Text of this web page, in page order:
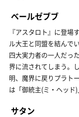
ベールゼブブ
『アスタロト』に登場
ル大王と同盟を結んで
四大実力者の一人だっ
界に流されてしまう。
明、魔界に戻りプラト
は「御統主(ミ・ヘッド)
サタン